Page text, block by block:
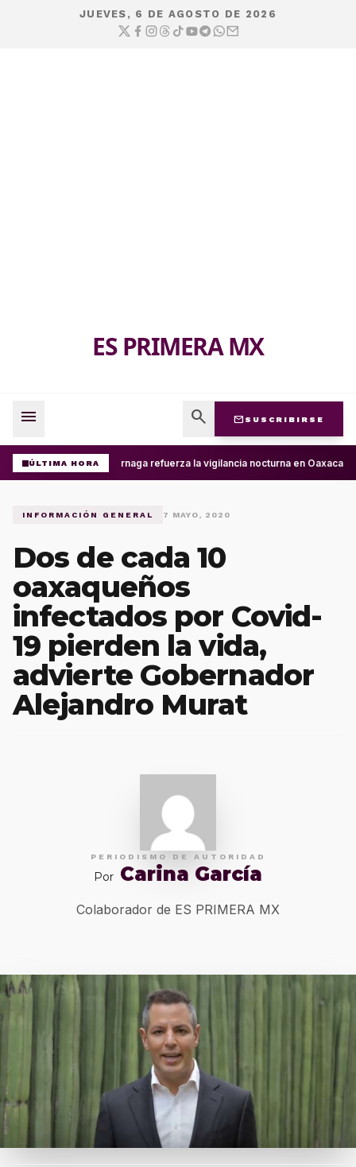
JUEVES, 6 DE AGOSTO DE 2026
ES PRIMERA MX
menu search mail SUSCRIBIRSE
ÚLTIMA HORA
Operativo Luciérnaga refuerza la vigilancia nocturna en Oaxaca
INFORMACIÓN GENERAL 7 MAYO, 2020
Dos de cada 10
oaxaqueños
infectados por Covid-
19 pierden la vida,
advierte Gobernador
Alejandro Murat
PERIODISMO DE AUTORIDAD
Por Carina García
Colaborador de ES PRIMERA MX